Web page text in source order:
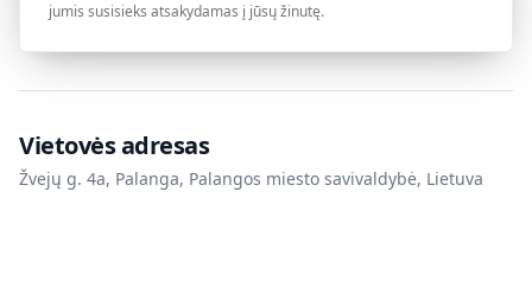
jumis susisieks atsakydamas į jūsų žinutę.
Vietovės adresas
Žvejų g. 4a, Palanga, Palangos miesto savivaldybė, Lietuva